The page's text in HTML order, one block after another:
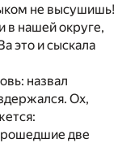
не высушишь!
в нашей округе,
это и сыскала
назвал
Ох,
две